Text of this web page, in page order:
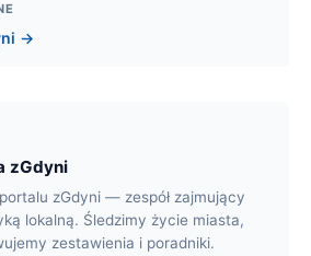
→
zGdyni
zGdyni — zespół zajmujący
lokalną. Śledzimy życie miasta,
zestawienia i poradniki.